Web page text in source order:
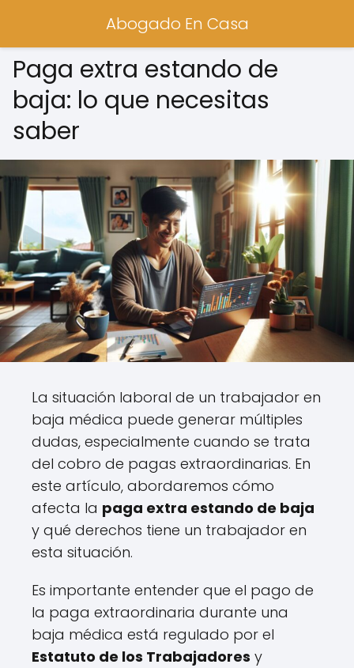
Abogado En Casa
Paga extra estando de
baja: lo que necesitas
saber
La situación laboral de un trabajador en
baja médica puede generar múltiples
dudas, especialmente cuando se trata
del cobro de pagas extraordinarias. En
este artículo, abordaremos cómo
afecta la paga extra estando de baja
y qué derechos tiene un trabajador en
esta situación.
Es importante entender que el pago de
la paga extraordinaria durante una
baja médica está regulado por el
Estatuto de los Trabajadores y